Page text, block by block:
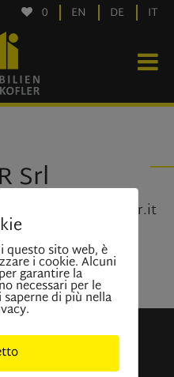
0 EN DE IT
Srl
niederkofler.it
SRL, TUTTI I DIRITTI
questo sito web, è
i cookie. Alcuni
garantire la
necessari per le
di più nella